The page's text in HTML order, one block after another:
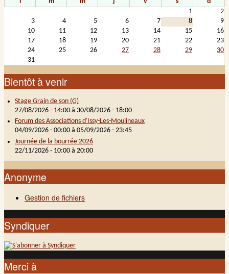
1
2
3
4 5 6 7 8
9
10
11 12 13 14 15
16
17
18 19 20 21 22
23
24
25 26 27 28 29
30
31
Bientôt à venir
Stage Grain de son (G)
27/08/2026 - 14:00 à 30/08/2026 - 18:00
Forum des Associations d'Issy-Les-Moulineaux
04/09/2026 - 00:00 à 05/09/2026 - 23:45
Journée de la bourrée 2026
22/11/2026 - 10:00 à 20:00
Anonyme
Gestion de fichiers
Syndiquer
Merci à